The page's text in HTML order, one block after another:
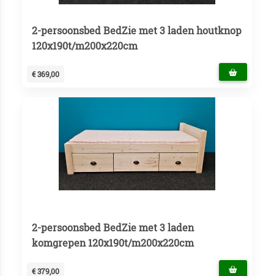
2-persoonsbed BedZie met 3 laden houtknop
120x190t/m200x220cm
€ 369,00
2-persoonsbed BedZie met 3 laden
komgrepen 120x190t/m200x220cm
€ 379,00